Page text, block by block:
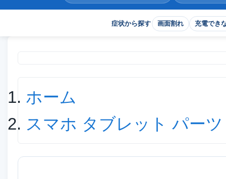
症状から探す 画面割れ 充電でき
現在位置
ホーム
スマホ タブレット パーツ